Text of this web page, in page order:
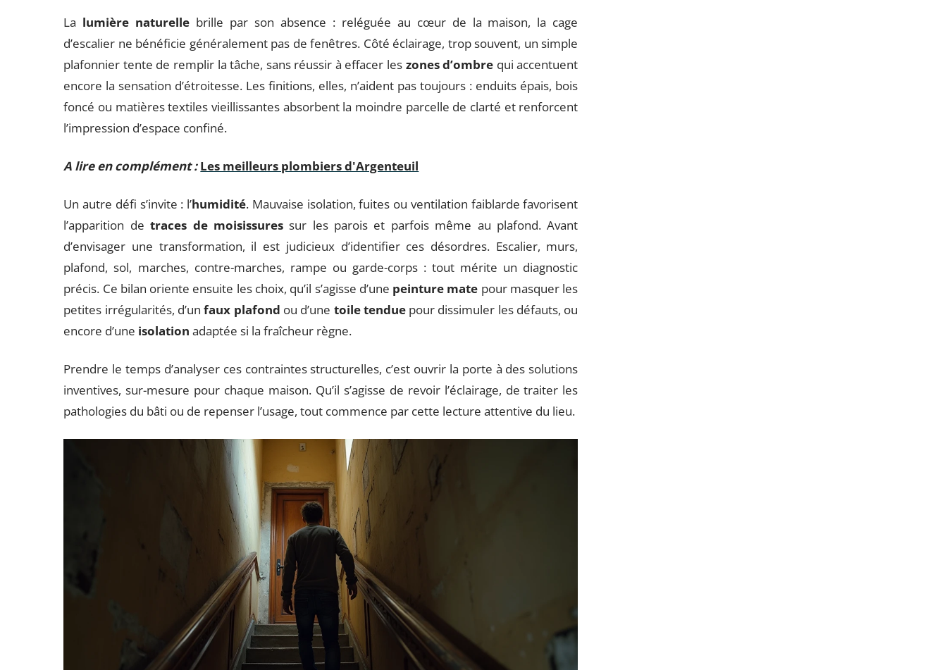
La lumière naturelle brille par son absence : reléguée au cœur de la maison, la cage
d’escalier ne bénéficie généralement pas de fenêtres. Côté éclairage, trop souvent, un simple
plafonnier tente de remplir la tâche, sans réussir à effacer les zones d’ombre qui accentuent
encore la sensation d’étroitesse. Les finitions, elles, n’aident pas toujours : enduits épais, bois
foncé ou matières textiles vieillissantes absorbent la moindre parcelle de clarté et renforcent
l’impression d’espace confiné.
A lire en complément : Les meilleurs plombiers d'Argenteuil
Un autre défi s’invite : l’humidité. Mauvaise isolation, fuites ou ventilation faiblarde favorisent
l’apparition detraces de moisissuressur les parois et parfois même au plafond. Avant
d’envisager une transformation, il est judicieux d’identifier ces désordres. Escalier, murs,
plafond, sol, marches, contre-marches, rampe ou garde-corps : tout mérite un diagnostic
précis. Ce bilan oriente ensuite les choix, qu’il s’agisse d’une peinture mate pour masquer les
petites irrégularités, d’unfaux plafond ou d’une toile tenduepour dissimuler les défauts, ou
encore d’une isolation adaptée si la fraîcheur règne.
Prendre le temps d’analyser ces contraintes structurelles, c’est ouvrir la porte à des solutions
inventives, sur-mesure pour chaque maison. Qu’il s’agisse de revoir l’éclairage, de traiter les
pathologies du bâti ou de repenser l’usage, tout commence par cette lecture attentive du lieu.